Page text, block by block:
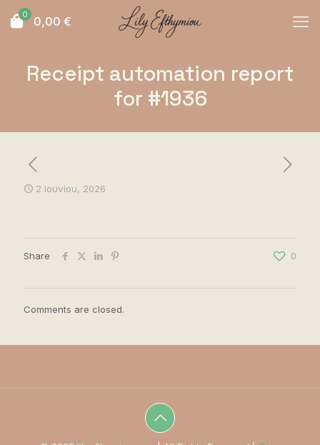
0 0,00 €
Receipt automation report
for #1936
2 Ιουνίου, 2026
Share 0
Comments are closed.